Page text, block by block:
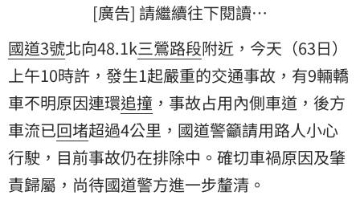
[廣告] 請繼續往下閱讀…
國道3號北向48.1k三鶯路段附近，今天（63日）
上午10時許，發生1起嚴重的交通事故，有9輛轎
車不明原因連環追撞 ，事故占用內側車道，後方
車流已回堵超過4公里，國道警籲請用路人小心
行駛，目前事故仍在排除中。確切車禍原因及肇
責歸屬，尚待國道警方進一步釐清。